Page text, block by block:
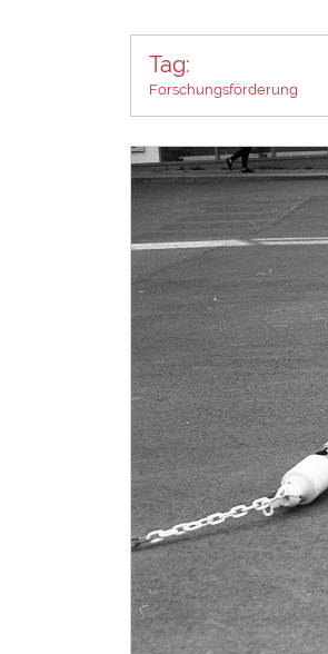
Tag:
Forschungsförderung